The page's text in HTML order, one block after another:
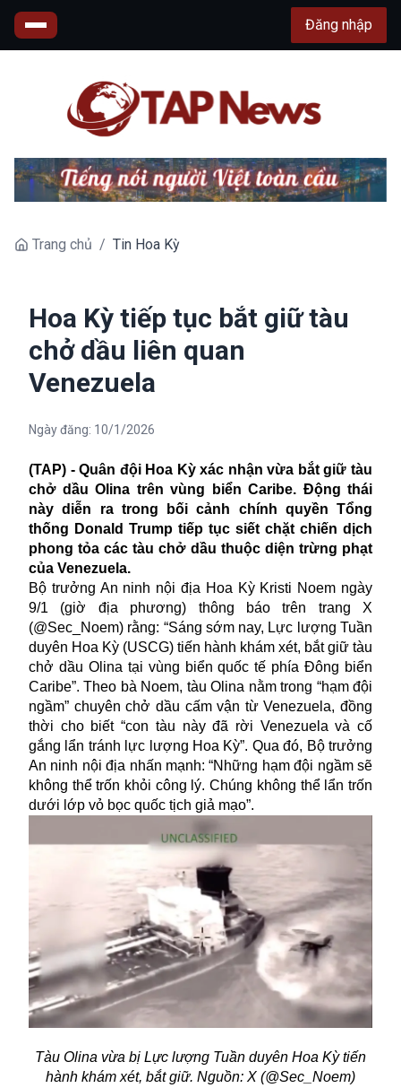
Đăng nhập
Trang chủ / Tin Hoa Kỳ
Hoa Kỳ tiếp tục bắt giữ tàu
chở dầu liên quan
Venezuela
Ngày đăng: 10/1/2026
(TAP) - Quân đội Hoa Kỳ xác nhận vừa bắt giữ tàu
chở dầu Olina trên vùng biển Caribe. Động thái
này diễn ra trong bối cảnh chính quyền Tổng
thống Donald Trump tiếp tục siết chặt chiến dịch
phong tỏa các tàu chở dầu thuộc diện trừng phạt
của Venezuela.
Bộ trưởng An ninh nội địa Hoa Kỳ Kristi Noem ngày
9/1 (giờ địa phương) thông báo trên trang X
(@Sec_Noem) rằng: “Sáng sớm nay, Lực lượng Tuần
duyên Hoa Kỳ (USCG) tiến hành khám xét, bắt giữ tàu
chở dầu Olina tại vùng biển quốc tế phía Đông biển
Caribe”. Theo bà Noem, tàu Olina nằm trong “hạm đội
ngầm” chuyên chở dầu cấm vận từ Venezuela, đồng
thời cho biết “con tàu này đã rời Venezuela và cố
gắng lẩn tránh lực lượng Hoa Kỳ”. Qua đó, Bộ trưởng
An ninh nội địa nhấn mạnh: “Những hạm đội ngầm sẽ
không thể trốn khỏi công lý. Chúng không thể lẩn trốn
dưới lớp vỏ bọc quốc tịch giả mạo”.
Tàu Olina vừa bị Lực lượng Tuần duyên Hoa Kỳ tiến
hành khám xét, bắt giữ. Nguồn: X (@Sec_Noem)